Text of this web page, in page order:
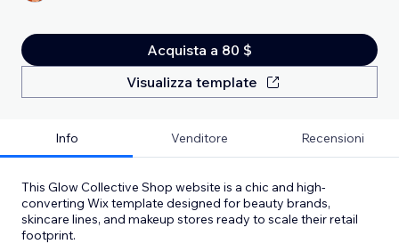
Acquista a 80 $
Visualizza template
Info Venditore Recensioni
This Glow Collective Shop website is a chic and high-
converting Wix template designed for beauty brands,
skincare lines, and makeup stores ready to scale their retail
footprint.